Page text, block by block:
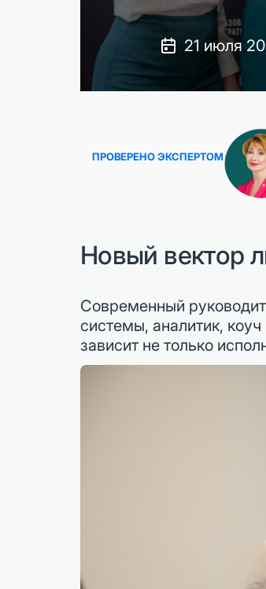
21 июля
ПРОВЕРЕНО ЭКСПЕРТОМ
Новый вектор
Современный
системы, аналитик,
зависит не только